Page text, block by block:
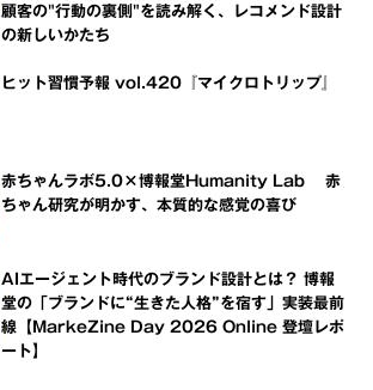
顧客の"行動の裏側"を読み解く、レコメンド設計
の新しいかたち
ヒット習慣予報 vol.420『マイクロトリップ』
赤ちゃんラボ5.0×博報堂Humanity Lab 赤
ちゃん研究が明かす、本質的な感覚の喜び
AIエージェント時代のブランド設計とは？ 博報
堂の「ブランドに“生きた人格”を宿す」実装最前
線【MarkeZine Day 2026 Online 登壇レポ
ート】